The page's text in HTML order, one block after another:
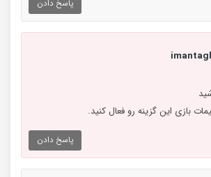
پاسخ دادن
بازی این گزینه رو فعال کنید.
پاسخ دادن